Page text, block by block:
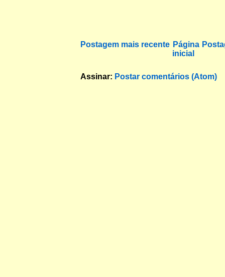
Postagem mais recente Página
inicial
Assinar: Postar comentários (Atom)